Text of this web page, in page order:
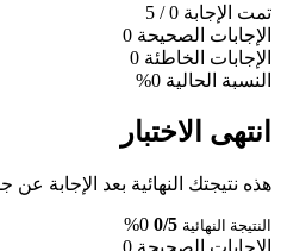
تمت الإجابة 0
/ 5
الإجابات الصحيحة 0
الإجابات الخاطئة 0
النسبة الحالية 0%
انتهى الاختبار
هذه نتيجتك النهائية بعد الإجابة عن
النتيجة النهائية 0/5
0%
الإجابات الصحيحة 0